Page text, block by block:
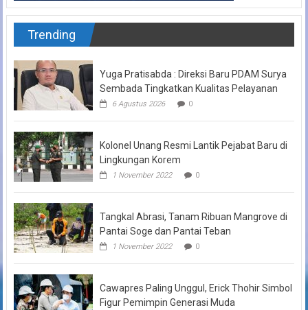
Trending
Yuga Pratisabda : Direksi Baru PDAM Surya
Sembada Tingkatkan Kualitas Pelayanan
6 Agustus 2026 0
Kolonel Unang Resmi Lantik Pejabat Baru di
Lingkungan Korem
1 November 2022 0
Tangkal Abrasi, Tanam Ribuan Mangrove di
Pantai Soge dan Pantai Teban
1 November 2022 0
Cawapres Paling Unggul, Erick Thohir Simbol
Figur Pemimpin Generasi Muda